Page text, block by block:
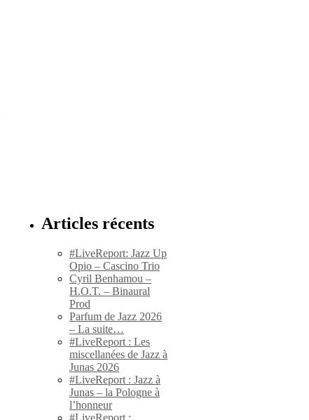
Articles récents
#LiveReport: Jazz Up
Opio – Cascino Trio
Cyril Benhamou –
H.O.T. – Binaural
Prod
Parfum de Jazz 2026
– La suite…
#LiveReport : Les
miscellanées de Jazz à
Junas 2026
#LiveReport : Jazz à
Junas – la Pologne à
l’honneur
#LiveReport :